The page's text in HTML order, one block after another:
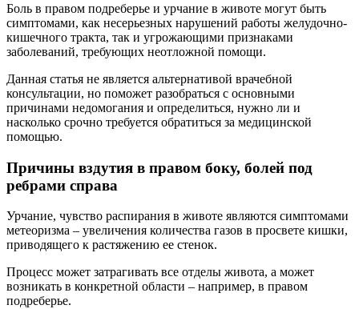
Боль в правом подреберье и урчание в животе могут быть
симптомами, как несерьезных нарушений работы желудочно-
кишечного тракта, так и угрожающими признаками
заболеваний, требующих неотложной помощи.
Данная статья не является альтернативой врачебной
консультации, но поможет разобраться с основными
причинами недомогания и определиться, нужно ли и
насколько срочно требуется обратиться за медицинской
помощью.
Причины вздутия в правом боку, болей под
ребрами справа
Урчание, чувство распирания в животе являются симптомами
метеоризма – увеличения количества газов в просвете кишки,
приводящего к растяжению ее стенок.
Процесс может затрагивать все отделы живота, а может
возникать в конкретной области – например, в правом
подреберье.